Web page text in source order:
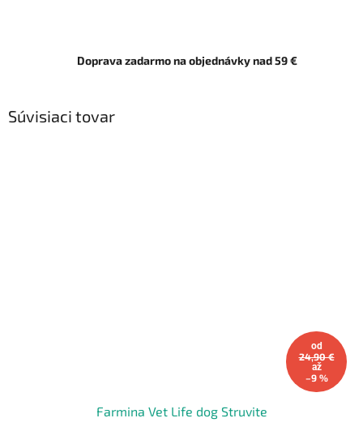
Doprava zadarmo na objednávky nad 59 €
Súvisiaci tovar
od
24,90 €
až
–9 %
Farmina Vet Life dog Struvite